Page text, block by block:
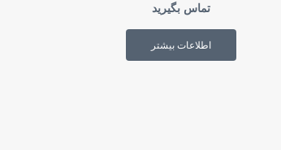
تماس بگیرید
اطلاعات بیشتر